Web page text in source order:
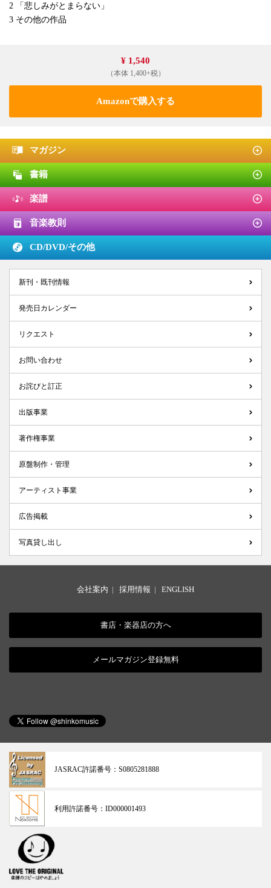
2 「悲しみがとまらない」
3 その他の作品
¥ 1,540
（本体 1,400+税）
Amazonで購入する
マガジン
書籍
楽譜
音楽教則
CD/DVD/その他
新刊・既刊情報
発売日カレンダー
リクエスト
お問い合わせ
お詫びと訂正
出版事業
著作権事業
原盤制作・管理
アーティスト事業
広告掲載
写真貸し出し
会社案内 | 採用情報 | ENGLISH
書店・楽器店の方へ
メールマガジン登録無料
JASRAC許諾番号： S0805281888
利用許諾番号： ID000001493